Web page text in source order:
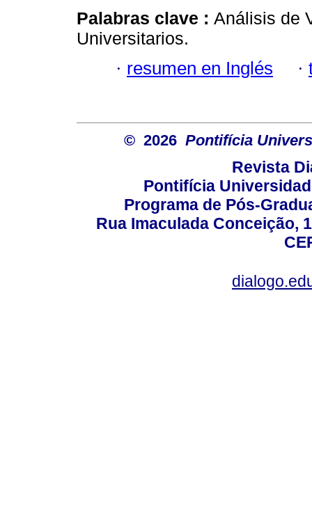
Palabras clave : Análisis de
Universitarios.
· resumen en Inglés ·
© 2026 Pontifícia
Revista
Pontifícia
Programa de Pós-
Rua Imaculada Conceição,